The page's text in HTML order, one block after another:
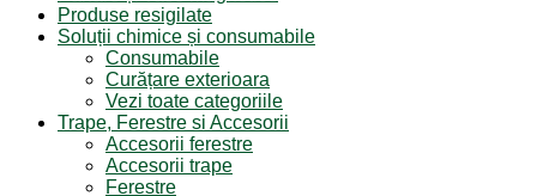
Produse resigilate
Soluții chimice și consumabile
Consumabile
Curățare exterioara
Vezi toate categoriile
Trape, Ferestre si Accesorii
Accesorii ferestre
Accesorii trape
Ferestre